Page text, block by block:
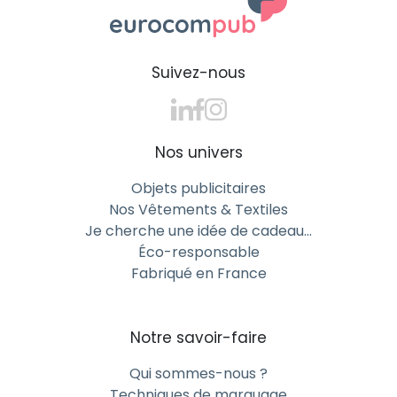
vivante et cohérente avec votre univers.
Du plastique au coton tressé, du bois naturel aux
poignées colorées, plusieurs options sont disponibles
pour concevoir une corde adaptée à vos besoins. La
personnalisation se fait sur les poignées ou sur la
corde elle-même, selon le rendu souhaité.
Un produit sûr et conforme
Toutes nos cordes respectent les normes
européennes EN71, garantissant une utilisation sûre
pour les enfants. Elles sont testées et fabriquées
Suivez-nous
Nos univers
Objets publicitaires
Nos Vêtements & Textiles
Je cherche une idée de cadeau…
Éco-responsable
Fabriqué en France
Notre savoir-faire
Qui sommes-nous ?